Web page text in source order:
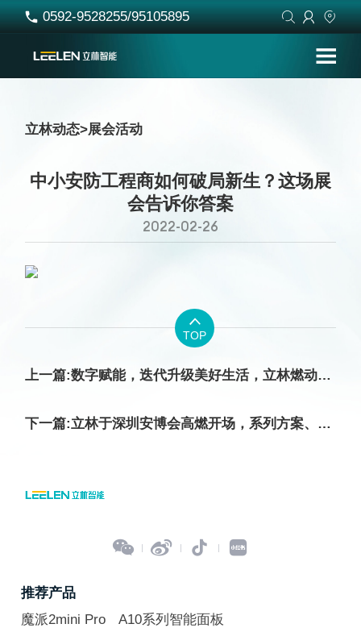
 0592-9528255/95105895   
立林动态>展会活动
中小安防工程商如何破局新生？这场展
会告诉你答案
2022-02-26

TOP
上一篇:数字赋能，迭代升级美好生活，立林燃动福建数安展
下一篇:立林于深圳安博会高燃开场，系列方案、新品、新商业模式实力出圈
   
推荐产品
魔派2mini Pro
A10系列智能面板